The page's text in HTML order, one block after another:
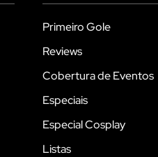
Primeiro Gole
Reviews
Cobertura de Eventos
Especiais
Especial Cosplay
Listas